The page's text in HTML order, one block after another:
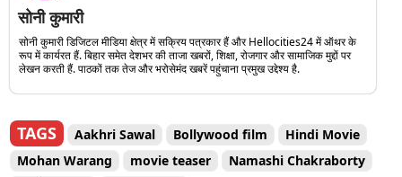
सोनी कुमारी
सोनी कुमारी डिजिटल मीडिया क्षेत्र में सक्रिय पत्रकार हैं और Hellocities24 में ऑथर के
रूप में कार्यरत हैं. बिहार समेत देशभर की ताजा खबरों, शिक्षा, रोजगार और सामाजिक मुद्दों पर
लेखन करती हैं. पाठकों तक तेज और भरोसेमंद खबरें पहुंचाना प्रमुख उद्देश्य है.
TAGS Aakhri Sawal Bollywood film
Hindi Movie
Mohan Warang
movie teaser
Namashi Chakraborty